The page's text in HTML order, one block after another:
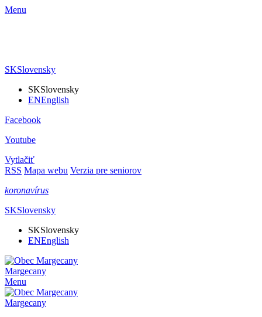
Menu
SKSlovensky
SKSlovensky
ENEnglish
Facebook
Youtube
Vytlačiť
RSS Mapa webu Verzia pre seniorov
koronavírus
SKSlovensky
SKSlovensky
ENEnglish
Margecany
Menu
Margecany